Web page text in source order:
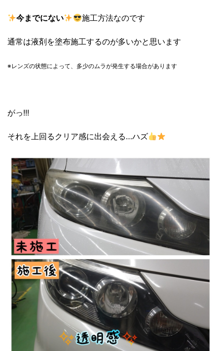
今までにない 施工方法なのです
通常は液剤を塗布施工するのが多いかと思います
※レンズの状態によって、 多少のムラが発生する場合があります
がっ!!!
それを上回るクリア感に出会える…ハズ